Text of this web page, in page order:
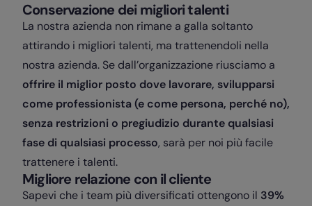
Conservazione dei migliori talenti
La nostra azienda non rimane a galla soltanto
attirando i migliori talenti, ma trattenendoli nella
nostra azienda. Se dall’organizzazione riusciamo a
offrire il miglior posto dove lavorare, svilupparsi
come professionista (e come persona, perché no),
senza restrizioni o pregiudizio durante qualsiasi
fase di qualsiasi processo, sarà per noi più facile
trattenere i talenti.
Migliore relazione con il cliente
Sapevi che i team più diversificati ottengono il 39%